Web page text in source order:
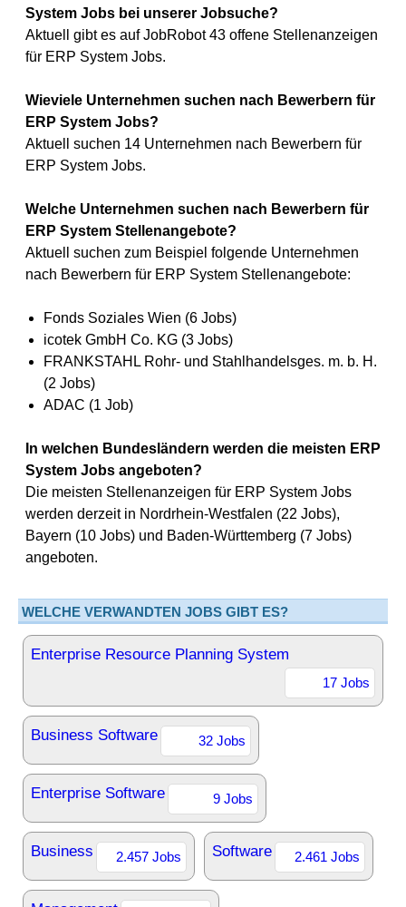
System Jobs bei unserer Jobsuche?
Aktuell gibt es auf JobRobot 43 offene Stellenanzeigen
für ERP System Jobs.
Wieviele Unternehmen suchen nach Bewerbern für
ERP System Jobs?
Aktuell suchen 14 Unternehmen nach Bewerbern für
ERP System Jobs.
Welche Unternehmen suchen nach Bewerbern für
ERP System Stellenangebote?
Aktuell suchen zum Beispiel folgende Unternehmen
nach Bewerbern für ERP System Stellenangebote:
Fonds Soziales Wien (6 Jobs)
icotek GmbH Co. KG (3 Jobs)
FRANKSTAHL Rohr- und Stahlhandelsges. m. b. H.
(2 Jobs)
ADAC (1 Job)
In welchen Bundesländern werden die meisten ERP
System Jobs angeboten?
Die meisten Stellenanzeigen für ERP System Jobs
werden derzeit in Nordrhein-Westfalen (22 Jobs),
Bayern (10 Jobs) und Baden-Württemberg (7 Jobs)
angeboten.
WELCHE VERWANDTEN JOBS GIBT ES?
Enterprise Resource Planning System
17 Jobs
Business Software 32 Jobs
Enterprise Software 9 Jobs
Business 2.457 Jobs Software 2.461 Jobs